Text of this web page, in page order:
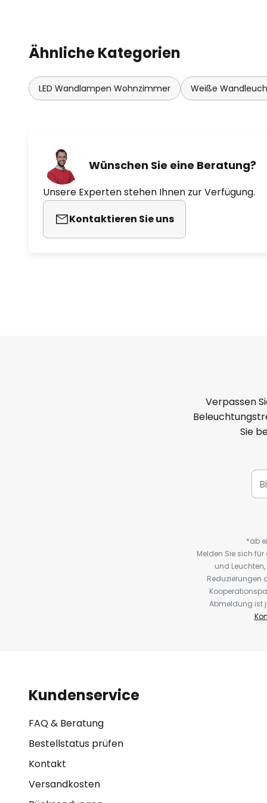
Ähnliche Kategorien
LED Wandlampen Wohnzimmer Weiße
Wünschen Sie eine Beratung?
Unsere Experten stehen Ihnen zur Verfügung.
Kontaktieren Sie uns
Verpassen
Sie
*ab
Melden Sie sich
und
Reduzierungen
Abmeldung ist
Kundenservice
FAQ & Beratung
Bestellstatus prüfen
Kontakt
Versandkosten